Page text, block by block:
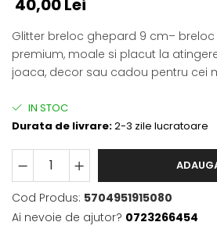
40,00 Lei
Glitter breloc ghepard 9 cm–
premium, moale si placut la
joaca, decor sau cadou pentru cei
IN STOC
Durata de livrare:2-3 zile lucratoare
Cod Produs: 5704951915080
Ai nevoie de ajutor? 0723266454